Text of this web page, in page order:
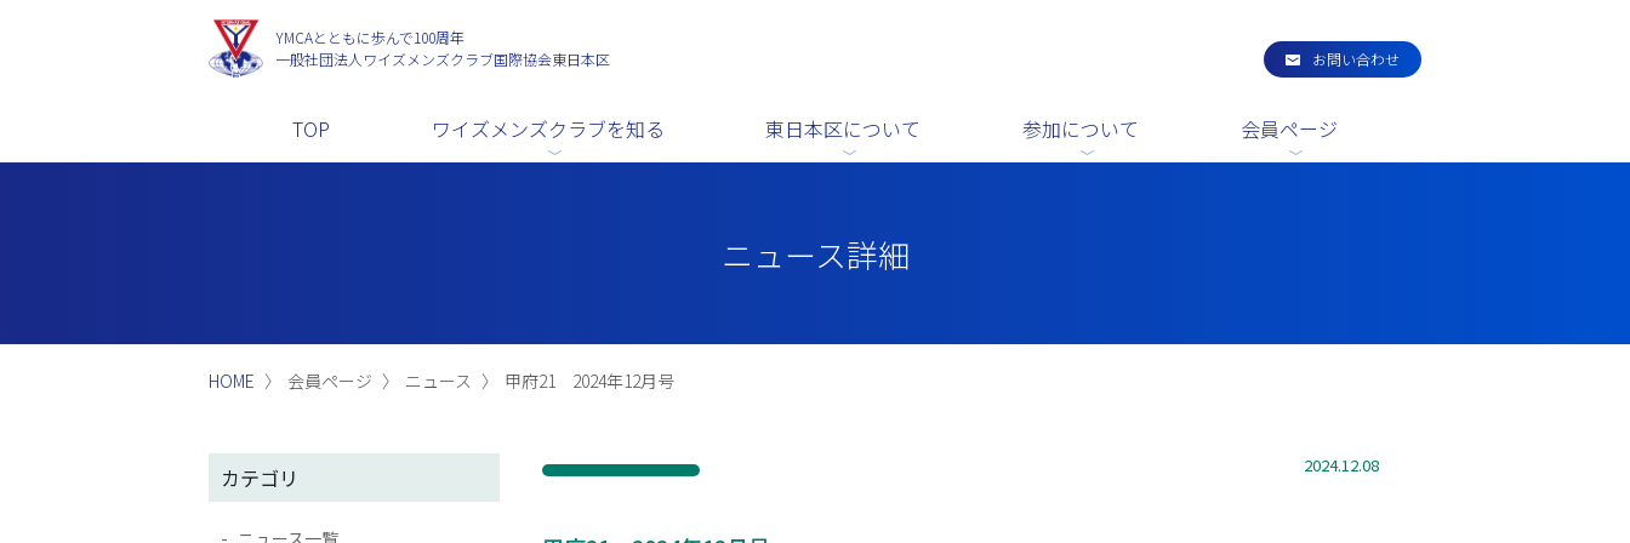
YMCAとともに歩んで100周年
一般社団法人 ワイズメンズクラブ国際協会東日本区 お問い合わせ
TOP ワイズメンズクラブを知る 東日本区について 参加について 会員ページ
ニュース詳細
HOME 会員ページ ニュース 甲府21 2024年12月号
2024.12.08
カテゴリ
ニュース一覧